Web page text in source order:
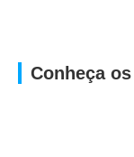
Conheça